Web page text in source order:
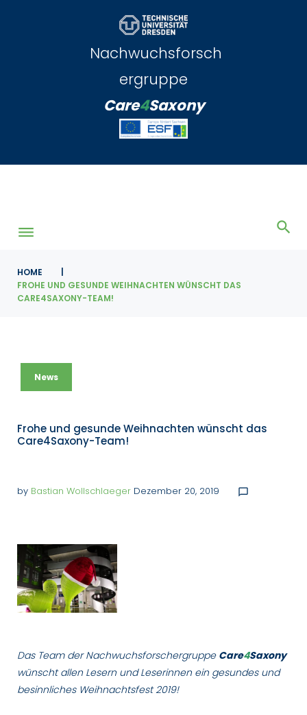
Nachwuchsforsch
ergruppe
Care4Saxony
HOME
FROHE UND GESUNDE WEIHNACHTEN WÜNSCHT DAS
CARE4SAXONY-TEAM!
News
Frohe und gesunde Weihnachten wünscht das
Care4Saxony-Team!
by Bastian Wollschlaeger Dezember 20, 2019 chat_bubble_outline
Das Team der Nachwuchsforschergruppe Care4Saxony
wünscht allen Lesern und Leserinnen ein gesundes und
besinnliches Weihnachtsfest 2019!